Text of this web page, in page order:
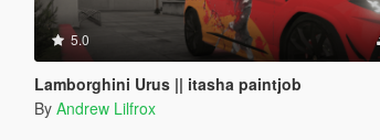
5.0
Lamborghini Urus || itasha paintjob
By Andrew Lilfrox